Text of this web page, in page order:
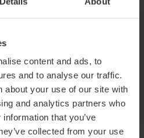
content and ads, to
and to analyse our traffic.
about your use of our site with
and analytics partners who
that you’ve
collected from your use
dove la luce, l'orto e il mare si
e perfetta da esplorare.